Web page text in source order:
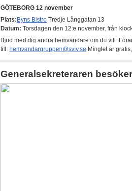
GÖTEBORG 12 november
Plats: Byns Bistro Tredje Långgatan 13
Datum: Torsdagen den 12:e november, från
Bjud med dig andra hemvändare om du vill.
till: hemvandargruppen@sviv.se Minglet är
Generalsekreteraren